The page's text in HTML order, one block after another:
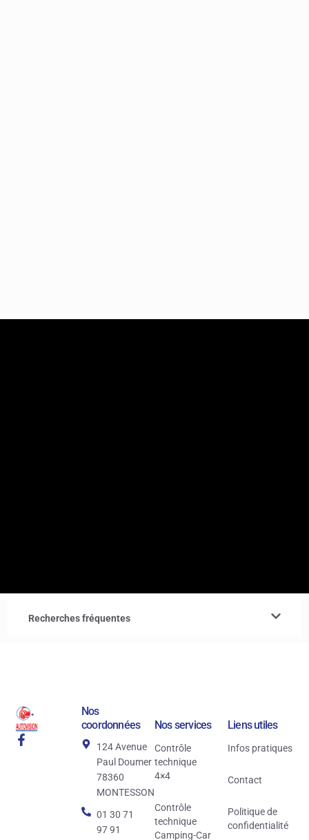
Recherches fréquentes
Nos
coordonnées
124 Avenue
Paul Doumer
78360
MONTESSON
01 30 71
97 91
Nos services
Contrôle
technique
4×4
Contrôle
technique
Camping-Car
Liens utiles
Infos pratiques
Contact
Politique de
confidentialité